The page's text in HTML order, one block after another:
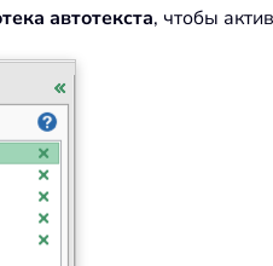
автотекста, чтобы